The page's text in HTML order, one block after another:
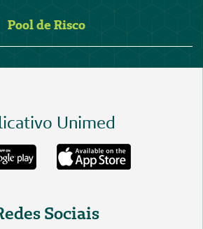
Pool de Risco
Unimed
Sociais